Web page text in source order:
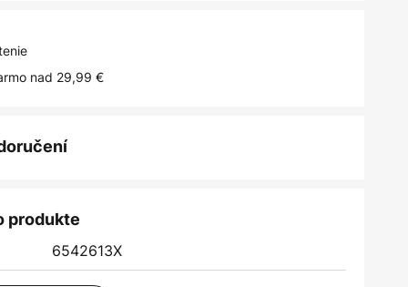
nad 29,99 €
produkte
6542613X